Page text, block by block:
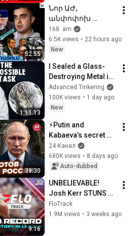
повешенный
редактор
52:55
Նոր ԱԺ,
անփոփոխ
պահանջ` Նիկոլի
հեռացում. ԵՐԿՈւ
ՃԱԿԱՏ #152
168. am
6.5K views • 22 hours ago
New
1:11:13
I Sealed a Glass-
Destroying Metal in
Glass
Advanced Tinkering
100K views • 1 day ago
New
39:30
⚡️Putin and
Kabaeva’s secret
BUNKER EXPOSED in
Switzerland! Flight
TRACKED. Here’s
24 Канал
680K views • 8 days ago
Auto-dubbed
9:16
UNBELIEVABLE!
Josh Kerr STUNS
and Breaks Mile
World Record for
FloTrack
1.9M views • 3 weeks ago